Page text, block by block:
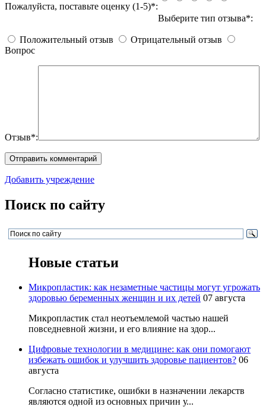
Пожалуйста, поставьте оценку (1-5)*:
Выберите тип отзыва*:
Положительный отзыв
Отрицательный отзыв
Вопрос
Отзыв*:
Добавить учреждение
Поиск по сайту
Новые статьи
Микропластик: как незаметные частицы могут угрожать
здоровью беременных женщин и их детей 07 августа
Микропластик стал неотъемлемой частью нашей
повседневной жизни, и его влияние на здор...
Цифровые технологии в медицине: как они помогают
избежать ошибок и улучшить здоровье пациентов? 06
августа
Согласно статистике, ошибки в назначении лекарств
являются одной из основных причин у...